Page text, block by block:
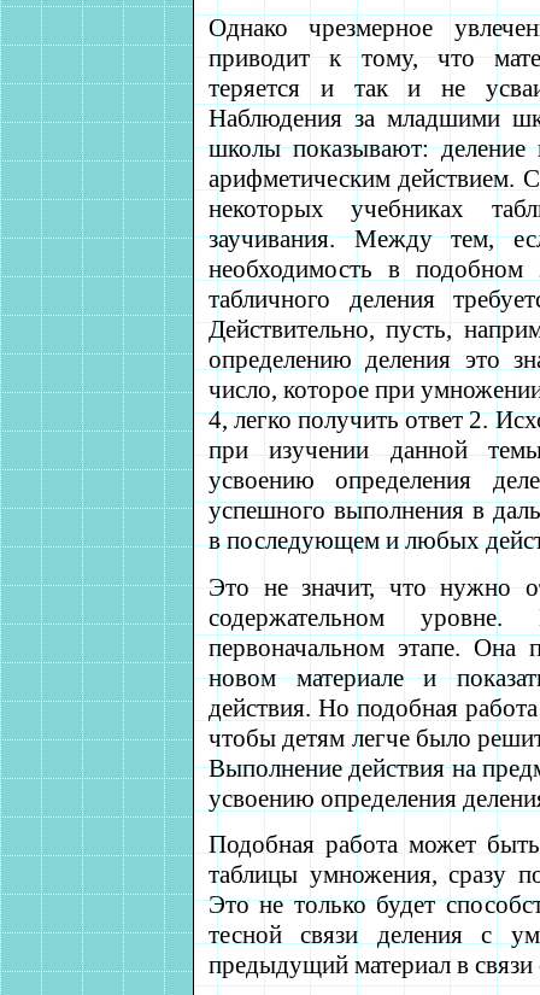
Однако чрезмерное
приводит к тому, что
теряется и так и не
Наблюдения за младшими
школы показывают:
арифметическим действием.
некоторых учебниках
заучивания. Между тем,
необходимость в подобном
табличного деления
Действительно, пусть,
определению деления это
число, которое при
4, легко получить ответ 2.
при изучении данной
усвоению определения
успешного выполнения в
в последующем и любых
Это не значит, что нужно
содержательном
первоначальном этапе. Она
новом материале и
действия. Но подобная
чтобы детям легче было
Выполнение действия на
усвоению определения
Подобная работа может
таблицы умножения, сразу
Это не только будет
тесной связи деления с
предыдущий материал в